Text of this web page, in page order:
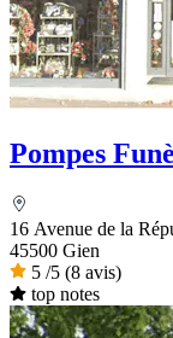
Pompes
16 Avenue de la
45500 Gien
5 /5 (8 avis)
top notes